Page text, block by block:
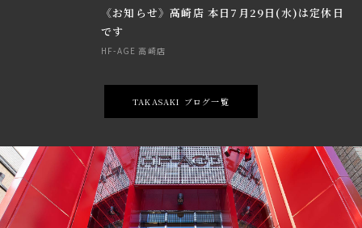
《お知らせ》高崎店 本日7月29日(水)は定休日
です
HF-AGE 高崎店
TAKASAKI ブログ一覧